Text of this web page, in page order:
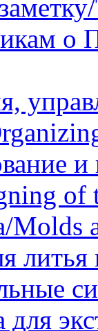
о
и
of
Molds
литья